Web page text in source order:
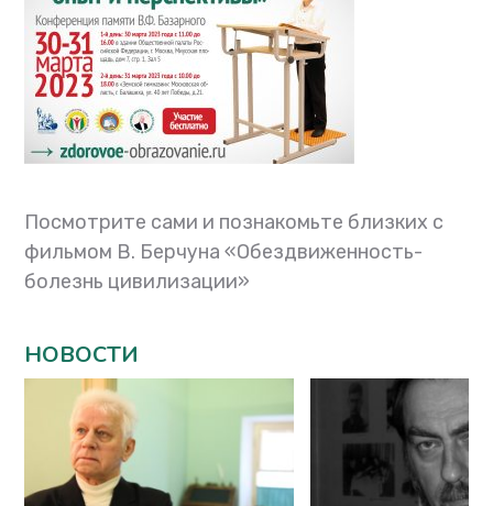
Посмотрите сами и познакомьте близких с
фильмом В. Берчуна «Обездвиженность-
болезнь цивилизации»
НОВОСТИ